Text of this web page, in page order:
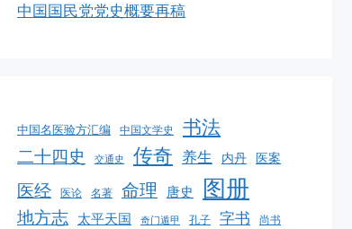
中国国民党党史概要再稿
中国名医验方汇编 中国文学史 书法
二十四史 交通史 传奇 养生 内丹 医案
医经 医论 名著 命理 唐史 图册
地方志 太平天国 奇门遁甲 孔子 字书 尚书